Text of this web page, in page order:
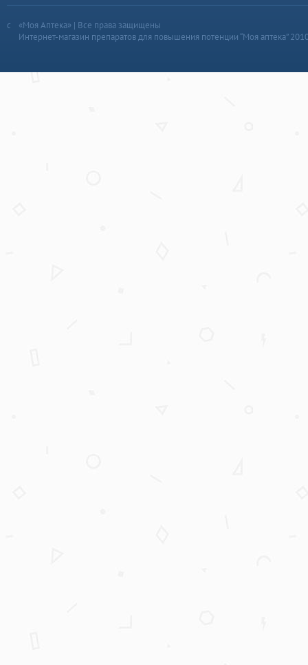
«Моя Аптека» | Все права защищены
Интернет-магазин препаратов для повышения потенции “Моя аптека”